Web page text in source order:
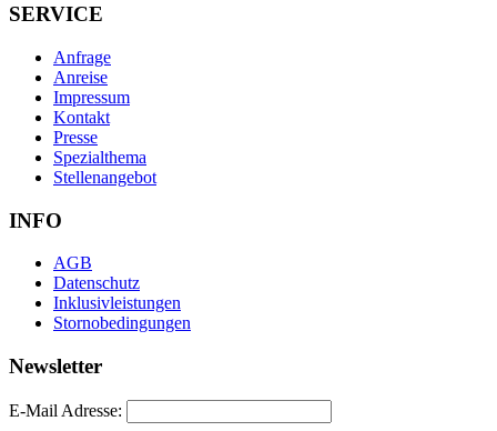
SERVICE
Anfrage
Anreise
Impressum
Kontakt
Presse
Spezialthema
Stellenangebot
INFO
AGB
Datenschutz
Inklusivleistungen
Stornobedingungen
Newsletter
E-Mail Adresse: